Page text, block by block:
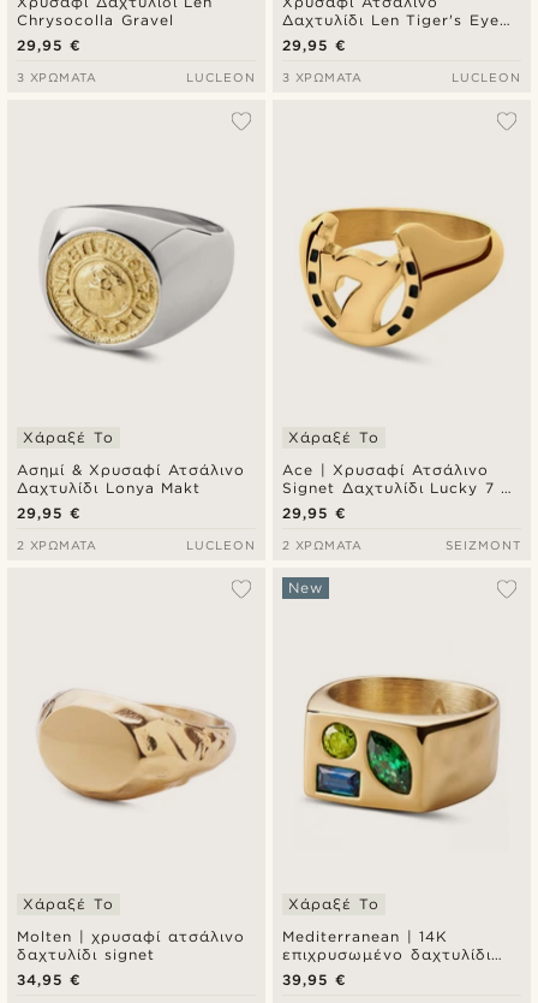
Chrysocolla Gravel
29,95 €
3 ΧΡΏΜΑΤΑ LUCLEON
Δαχτυλίδι Len Tiger's Eye
Gravel
29,95 €
3 ΧΡΏΜΑΤΑ LUCLEON
Ασημί & Χρυσαφί Ατσάλινο
Δαχτυλίδι Lonya Makt
Χάραξέ Το
29,95 €
2 ΧΡΏΜΑΤΑ LUCLEON
Ace | Χρυσαφί Ατσάλινο
Signet Δαχτυλίδι Lucky 7 &
Horseshoe
Χάραξέ Το
29,95 €
2 ΧΡΏΜΑΤΑ SEIZMONT
Molten | χρυσαφί ατσάλινο
δαχτυλίδι signet
Χάραξέ Το
34,95 €
Mediterranean | 14K
επιχρυσωμένο δαχτυλίδι
signet με πολύχρωμη
ζιρκόνια
New
Χάραξέ Το
39,95 €